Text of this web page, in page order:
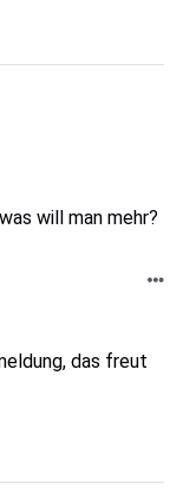
will man mehr?
das freut